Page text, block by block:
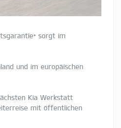
sorgt im
und im europäischen
Kia Werkstatt
mit öffentlichen